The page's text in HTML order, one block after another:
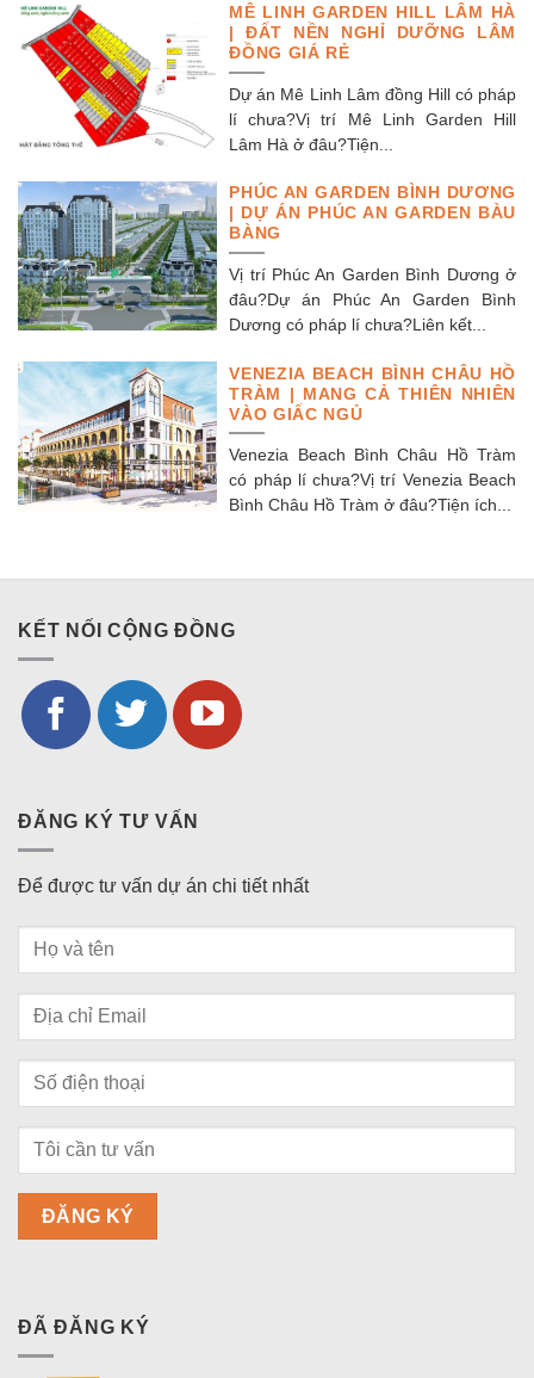
MÊ LINH GARDEN HILL LÂM HÀ
| ĐẤT NỀN NGHỈ DƯỠNG LÂM
ĐỒNG GIÁ RẺ
Dự án Mê Linh Lâm đồng Hill có pháp
lí chưa?Vị trí Mê Linh Garden Hill
Lâm Hà ở đâu?Tiện...
PHÚC AN GARDEN BÌNH DƯƠNG
| DỰ ÁN PHÚC AN GARDEN BÀU
BÀNG
Vị trí Phúc An Garden Bình Dương ở
đâu?Dự án Phúc An Garden Bình
Dương có pháp lí chưa?Liên kết...
VENEZIA BEACH BÌNH CHÂU HỒ
TRÀM | MANG CẢ THIÊN NHIÊN
VÀO GIẤC NGỦ
Venezia Beach Bình Châu Hồ Tràm
có pháp lí chưa?Vị trí Venezia Beach
Bình Châu Hồ Tràm ở đâu?Tiện ích...
KẾT NỐI CỘNG ĐỒNG
ĐĂNG KÝ TƯ VẤN
Để được tư vấn dự án chi tiết nhất
ĐÃ ĐĂNG KÝ